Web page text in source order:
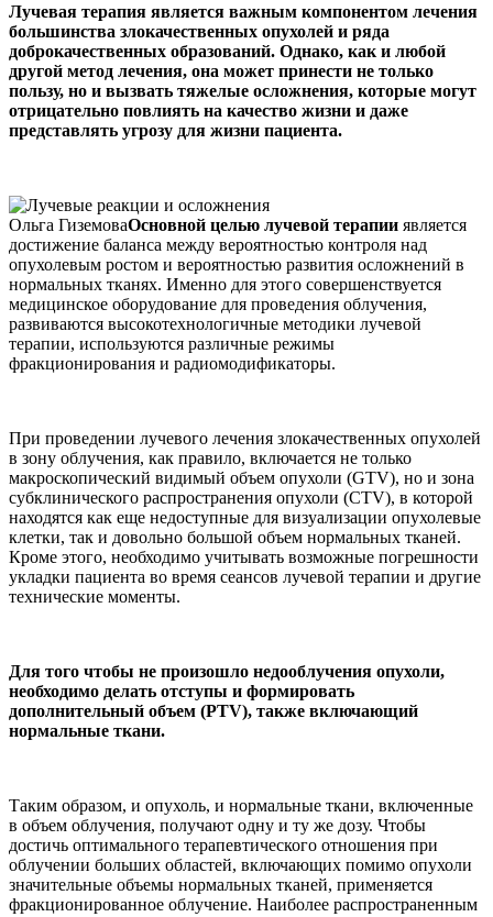
Лучевая терапия является важным компонентом лечения
большинства злокачественных опухолей и ряда
доброкачественных образований. Однако, как и любой
другой метод лечения, она может принести не только
пользу, но и вызвать тяжелые осложнения, которые могут
отрицательно повлиять на качество жизни и даже
представлять угрозу для жизни пациента.
Ольга ГиземоваОсновной целью лучевой терапии является
достижение баланса между вероятностью контроля над
опухолевым ростом и вероятностью развития осложнений в
нормальных тканях. Именно для этого совершенствуется
медицинское оборудование для проведения облучения,
развиваются высокотехнологичные методики лучевой
терапии, используются различные режимы
фракционирования и радиомодификаторы.
При проведении лучевого лечения злокачественных опухолей
в зону облучения, как правило, включается не только
макроскопический видимый объем опухоли (GTV), но и зона
субклинического распространения опухоли (СТV), в которой
находятся как еще недоступные для визуализации опухолевые
клетки, так и довольно большой объем нормальных тканей.
Кроме этого, необходимо учитывать возможные погрешности
укладки пациента во время сеансов лучевой терапии и другие
технические моменты.
Для того чтобы не произошло недооблучения опухоли,
необходимо делать отступы и формировать
дополнительный объем (PTV), также включающий
нормальные ткани.
Таким образом, и опухоль, и нормальные ткани, включенные
в объем облучения, получают одну и ту же дозу. Чтобы
достичь оптимального терапевтического отношения при
облучении больших областей, включающих помимо опухоли
значительные объемы нормальных тканей, применяется
фракционированное облучение. Наиболее распространенным